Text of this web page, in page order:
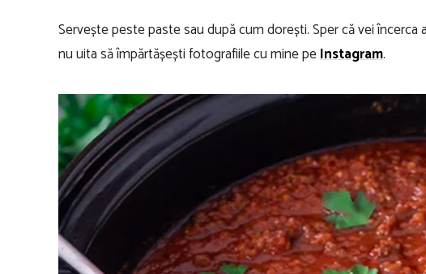
Servește peste paste sau după cum dorești. Sper că vei
nu uita să împărtășești fotografiile cu mine peInstagram.